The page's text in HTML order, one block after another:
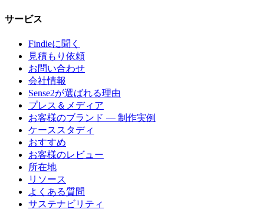
サービス
Findieに聞く
見積もり依頼
お問い合わせ
会社情報
Sense2が選ばれる理由
プレス＆メディア
お客様のブランド — 制作実例
ケーススタディ
おすすめ
お客様のレビュー
所在地
リソース
よくある質問
サステナビリティ